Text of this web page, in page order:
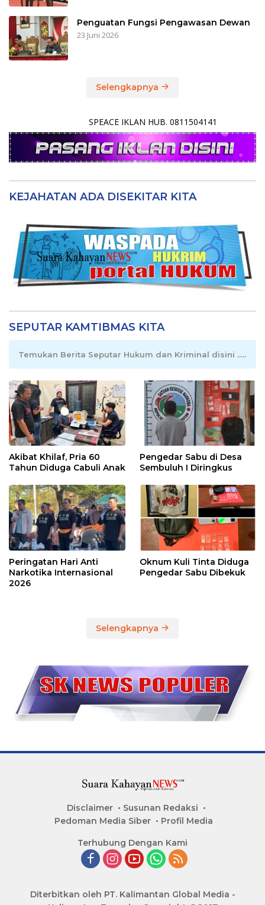
Penguatan Fungsi Pengawasan Dewan
23 Juni 2026
Selengkapnya
SPEACE IKLAN HUB. 0811504141
KEJAHATAN ADA DISEKITAR KITA
SEPUTAR KAMTIBMAS KITA
Temukan Berita Seputar Hukum dan Kriminal disini .....
Akibat Khilaf, Pria 60
Tahun Diduga Cabuli Anak
Pengedar Sabu di Desa
Sembuluh I Diringkus
Peringatan Hari Anti
Narkotika Internasional
2026
Oknum Kuli Tinta Diduga
Pengedar Sabu Dibekuk
Selengkapnya
Disclaimer
Susunan Redaksi
Pedoman Media Siber
Profil Media
Terhubung Dengan Kami
Diterbitkan oleh PT. Kalimantan Global Media -